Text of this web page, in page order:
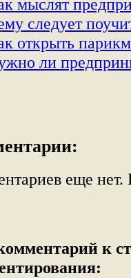
следует
открыть
ли
еще
к